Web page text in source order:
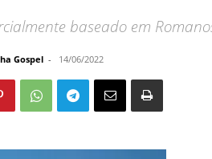
baseado em
Gospel - 14/06/2022